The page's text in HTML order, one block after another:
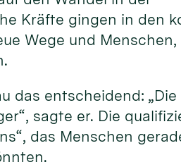
Kräfte gingen in den
Wege und
das entscheidend: „Die
sagte er. Die
das Menschen